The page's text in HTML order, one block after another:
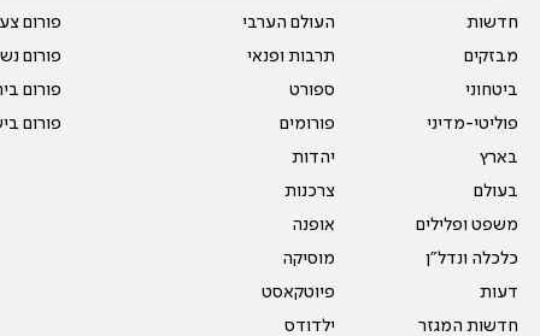
חדשות
מבזקים
ביטחוני
פוליטי-מדיני
בארץ
בעולם
משפט ופלילים
כלכלה ונדל"ן
דעות
חדשות המגזר
העולם הערבי
תרבות ופנאי
ספורט
פורומים
יהדות
צרכנות
אופנה
מוסיקה
פיוטקאסט
ילדודס
פורום
פורום
פורום
פורום